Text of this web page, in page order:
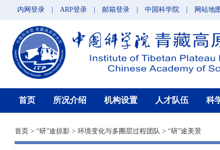
内网登录 ARP登录 邮箱登录 中国科学院 网站地
首页 所况介绍 机构设置 人才队伍 科
首页 > “研”途掠影 > 环境变化与多圈层过程团队 > “研”途美景